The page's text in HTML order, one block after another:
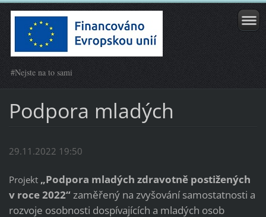
#Nejste na to sami
Podpora mladých
29.11.2022 19:50
Projekt „Podpora mladých zdravotně postižených
v roce 2022“zaměřený na zvyšování samostatnosti a
rozvoje osobnosti dospívajících a mladých osob